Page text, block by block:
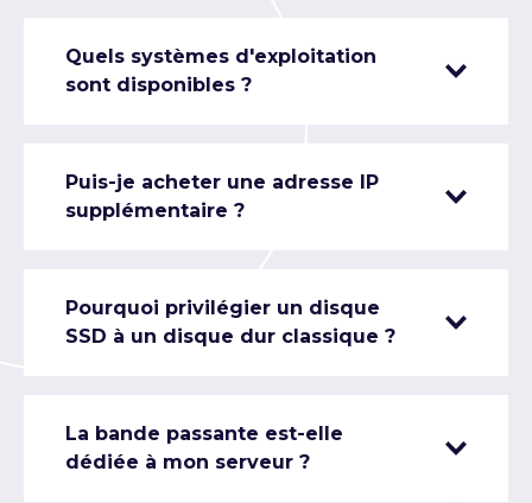
Quels systèmes d'exploitation
sont disponibles ?
Puis-je acheter une adresse IP
supplémentaire ?
Pourquoi privilégier un disque
SSD à un disque dur classique ?
La bande passante est-elle
dédiée à mon serveur ?